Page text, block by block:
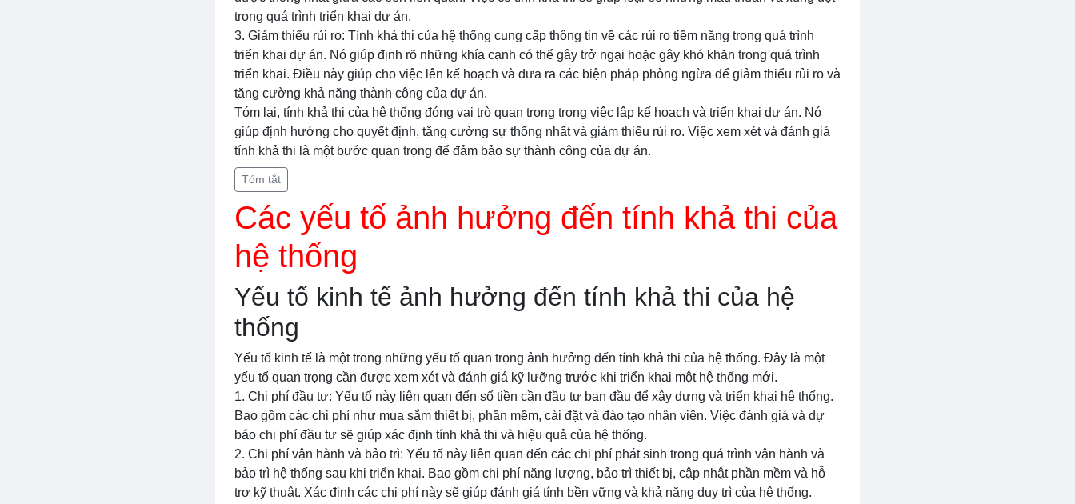
trong quá trình triển khai dự án.
3. Giảm thiểu rủi ro: Tính khả thi của hệ thống cung cấp thông tin về các rủi ro tiềm năng trong quá trình
triển khai dự án. Nó giúp định rõ những khía cạnh có thể gây trở ngại hoặc gây khó khăn trong quá trình
triển khai. Điều này giúp cho việc lên kế hoạch và đưa ra các biện pháp phòng ngừa để giảm thiểu rủi ro và
tăng cường khả năng thành công của dự án.
Tóm lại, tính khả thi của hệ thống đóng vai trò quan trọng trong việc lập kế hoạch và triển khai dự án. Nó
giúp định hướng cho quyết định, tăng cường sự thống nhất và giảm thiểu rủi ro. Việc xem xét và đánh giá
tính khả thi là một bước quan trọng để đảm bảo sự thành công của dự án.
Tóm tắt
Các yếu tố ảnh hưởng đến tính khả thi của
hệ thống
Yếu tố kinh tế ảnh hưởng đến tính khả thi của hệ
thống
Yếu tố kinh tế là một trong những yếu tố quan trọng ảnh hưởng đến tính khả thi của hệ thống. Đây là một
yếu tố quan trọng cần được xem xét và đánh giá kỹ lưỡng trước khi triển khai một hệ thống mới.
1. Chi phí đầu tư: Yếu tố này liên quan đến số tiền cần đầu tư ban đầu để xây dựng và triển khai hệ thống.
Bao gồm các chi phí như mua sắm thiết bị, phần mềm, cài đặt và đào tạo nhân viên. Việc đánh giá và dự
báo chi phí đầu tư sẽ giúp xác định tính khả thi và hiệu quả của hệ thống.
2. Chi phí vận hành và bảo trì: Yếu tố này liên quan đến các chi phí phát sinh trong quá trình vận hành và
bảo trì hệ thống sau khi triển khai. Bao gồm chi phí năng lượng, bảo trì thiết bị, cập nhật phần mềm và hỗ
trợ kỹ thuật. Xác định các chi phí này sẽ giúp đánh giá tính bền vững và khả năng duy trì của hệ thống.